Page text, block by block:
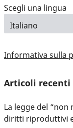
Scegli una lingua
Informativa sulla
Articoli recenti
La legge del “non
diritti riproduttivi